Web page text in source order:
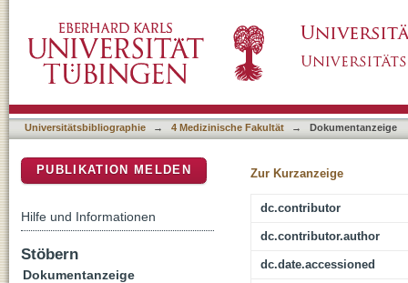
Universitätsbibliographie → 4 Medizinische Fakultät → Dokumentanzeige
Zur Kurzanzeige
dc.contributor
dc.contributor.author
dc.date.accessioned
PUBLIKATION MELDEN
Hilfe und Informationen
Stöbern
Dokumentanzeige